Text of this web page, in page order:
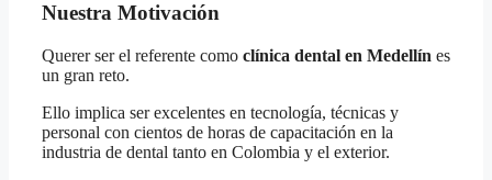
Nuestra Motivación
Querer ser el referente como clínica dental en Medellín es
un gran reto.
Ello implica ser excelentes en tecnología, técnicas y
personal con cientos de horas de capacitación en la
industria de dental tanto en Colombia y el exterior.